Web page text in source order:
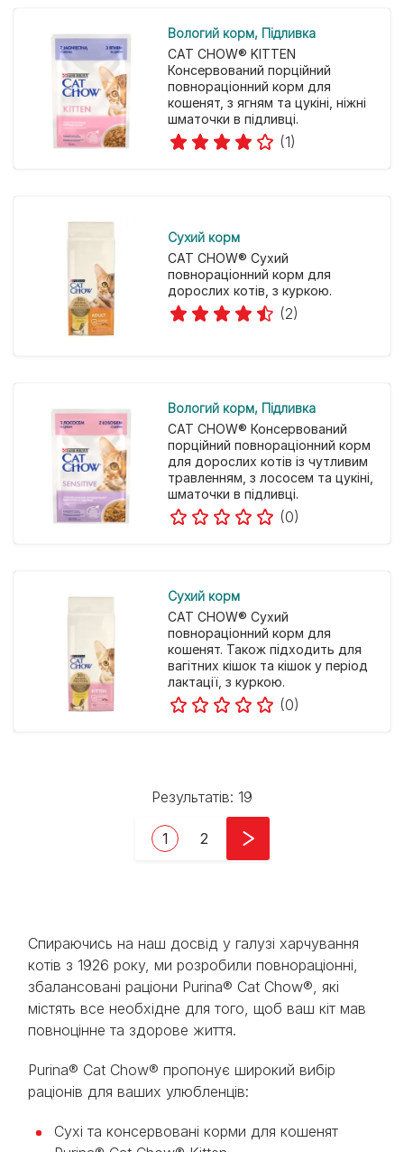
Вологий корм Підливка
CAT CHOW® KITTEN
Консервований порційний
повнораціонний корм для
кошенят, з ягням та цукіні, ніжні
шматочки в підливці.
(1)
Cухий корм
CAT CHOW® Сухий
повнораціонний корм для
дорослих котів, з куркою.
(2)
Вологий корм Підливка
CAT CHOW® Консервований
порційний повнораціонний корм
для дорослих котів із чутливим
травленням, з лососем та цукіні,
шматочки в підливці.
(0)
Cухий корм
CAT CHOW® Сухий
повнораціонний корм для
кошенят. Також підходить для
вагітних кішок та кішок у період
лактації, з куркою.
(0)
Результатів: 19
Current page
1 Page
2
Спираючись на наш досвід у галузі харчування
котів з 1926 року, ми розробили повнораціонні,
збалансовані раціони Purina® Cat Chow®, які
містять все необхідне для того, щоб ваш кіт мав
повноцінне та здорове життя.
Purina® Cat Chow® пропонує широкий вибір
раціонів для ваших улюбленців:
Сухі та консервовані корми для кошенят